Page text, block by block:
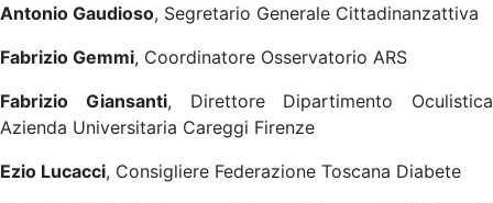
Antonio Gaudioso, Segretario Generale Cittadinanzattiva
Fabrizio Gemmi, Coordinatore Osservatorio ARS
Fabrizio Giansanti, Direttore Dipartimento Oculistica
Azienda Universitaria Careggi Firenze
Ezio Lucacci, Consigliere Federazione Toscana Diabete